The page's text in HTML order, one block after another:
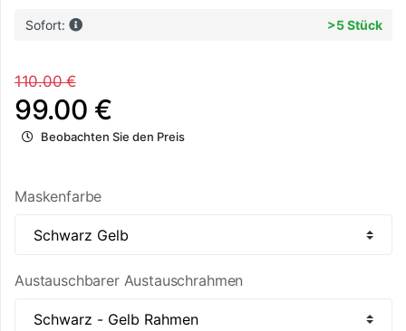
Sofort: >5 Stück
110.00 €
99.00 €
Beobachten Sie den Preis
Maskenfarbe
Austauschbarer Austauschrahmen